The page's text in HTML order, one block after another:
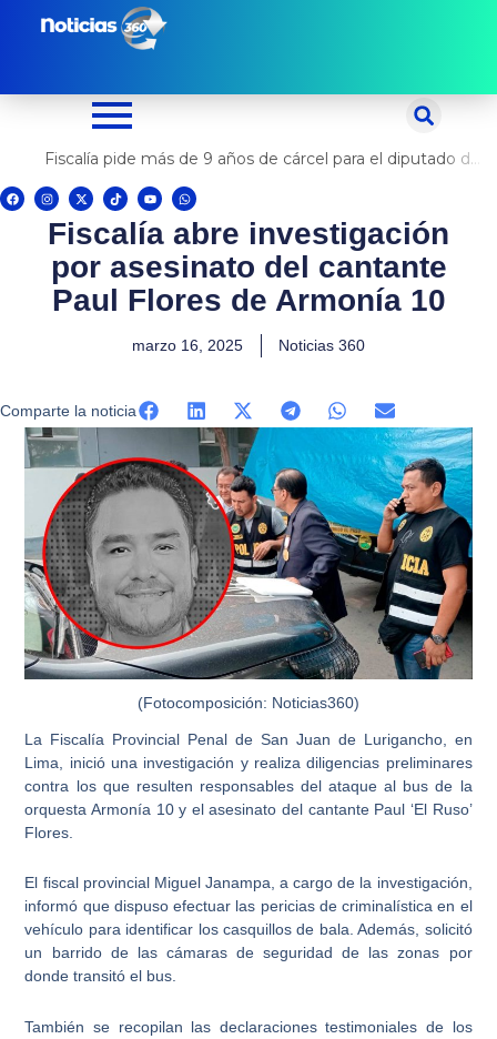
Fiscalía pide más de 9 años de cárcel para el diputado de oposición Harvey Colchado
F
a
c
I
n
s
t
m
X
-
t
w
i
t
e
T
i
k
t
o
Y
o
u
t
u
e
W
h
a
t
s
a
p
p
Fiscalía abre investigación
por asesinato del cantante
Paul Flores de Armonía 10
marzo 16, 2025 Noticias 360
Comparte la noticia
(Fotocomposición: Noticias360)
La Fiscalía Provincial Penal de San Juan de Lurigancho, en
Lima, inició una investigación y realiza diligencias preliminares
contra los que resulten responsables del ataque al bus de la
orquesta Armonía 10 y el asesinato del cantante Paul ‘El Ruso’
Flores.
El fiscal provincial Miguel Janampa, a cargo de la investigación,
informó que dispuso efectuar las pericias de criminalística en el
vehículo para identificar los casquillos de bala. Además, solicitó
un barrido de las cámaras de seguridad de las zonas por
donde transitó el bus.
También se recopilan las declaraciones testimoniales de los